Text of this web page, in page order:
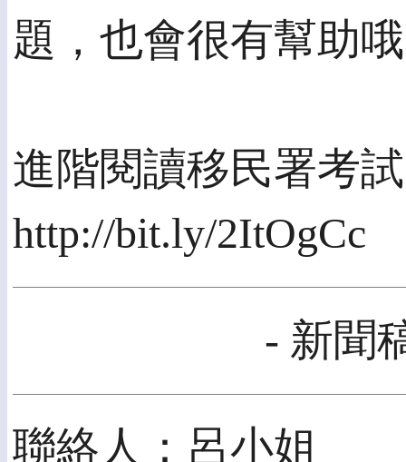
題，也會很有幫助
進階閱讀移民署考
http://bit.ly/2ItOgCc
- 新聞
聯絡人：呂小姐